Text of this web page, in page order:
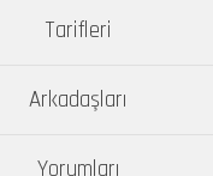
Tarifleri
Arkadaşları
Yorumları